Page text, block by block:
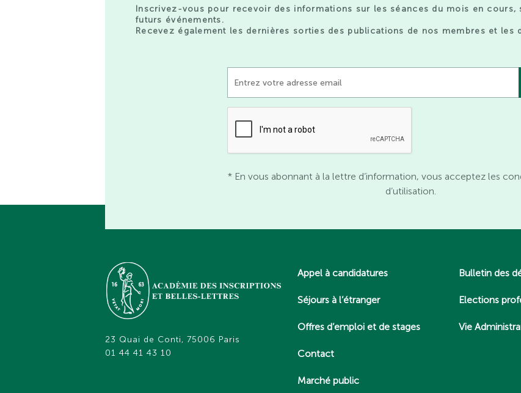
Inscrivez-vous pour recevoir des informations sur les séances du mois en cours,
futurs événements.
Recevez également les dernières sorties des publications de nos membres et les
* En vous abonnant à la lettre d’information, vous acceptez les
d’utilisation.
23 Quai de Conti, 75006 Paris
01 44 41 43 10
Appel à candidatures
Séjours à l’étranger
Offres d’emploi et de stages
Contact
Marché public
Bulletin des
Elections
Vie